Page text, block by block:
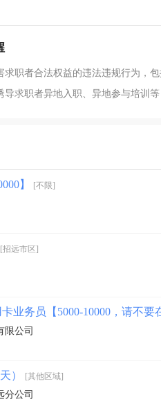
求职者合法权益的违法违规行为，
求职者异地入职、异地参与培训
】 [不限]
[招远市区]
业务员【5000-10000，请不要
限公司
） [其他区域]
分公司